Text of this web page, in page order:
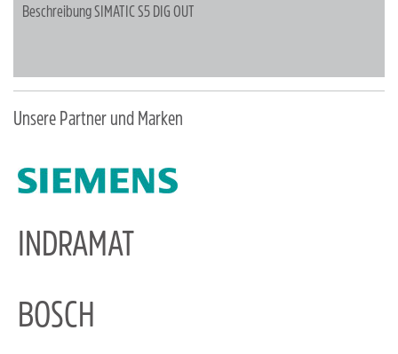
BeschreibungSIMATIC S5 DIG OUT
Unsere Partner und Marken
INDRAMAT
BOSCH